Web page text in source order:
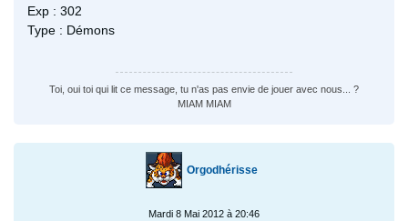
Exp : 302
Type : Démons
Toi, oui toi qui lit ce message, tu n'as pas envie de jouer avec nous... ?
MIAM MIAM
Orgodhérisse
Mardi 8 Mai 2012 à 20:46